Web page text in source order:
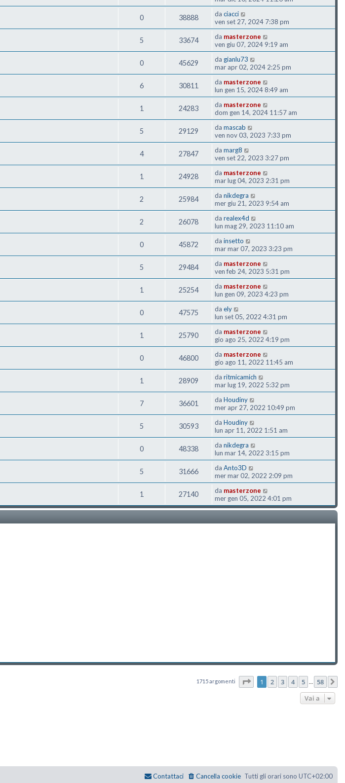
0 38888 da ciacci
ven set 27, 2024 7:38 pm
5 33674 da masterzone
ven giu 07, 2024 9:19 am
0 45629 da gianlu73
mar apr 02, 2024 2:25 pm
6 30811 da masterzone
lun gen 15, 2024 8:49 am
1 24283 da masterzone
dom gen 14, 2024 11:57 am
5 29129 da mascab
ven nov 03, 2023 7:33 pm
4 27847 da marg8
ven set 22, 2023 3:27 pm
1 24928 da masterzone
mar lug 04, 2023 2:31 pm
2 25984 da nikdegra
mer giu 21, 2023 9:54 am
2 26078 da realex4d
lun mag 29, 2023 11:10 am
0 45872 da insetto
mar mar 07, 2023 3:23 pm
5 29484 da masterzone
ven feb 24, 2023 5:31 pm
1 25254 da masterzone
lun gen 09, 2023 4:23 pm
0 47575 da ely
lun set 05, 2022 4:31 pm
1 25790 da masterzone
gio ago 25, 2022 4:19 pm
0 46800 da masterzone
gio ago 11, 2022 11:45 am
1 28909 da ritmicamich
mar lug 19, 2022 5:32 pm
7 36601 da Houdiny
mer apr 27, 2022 10:49 pm
5 30593 da Houdiny
lun apr 11, 2022 1:51 am
0 48338 da nikdegra
lun mar 14, 2022 3:15 pm
5 31666 da Anto3D
mer mar 02, 2022 2:09 pm
1 27140 da masterzone
mer gen 05, 2022 4:01 pm
1715 argomenti Pagina di 58
1 2 3 4 5 58
Vai a
Tutti gli orari sono UTC+02:00
Cancella cookie
Contattaci